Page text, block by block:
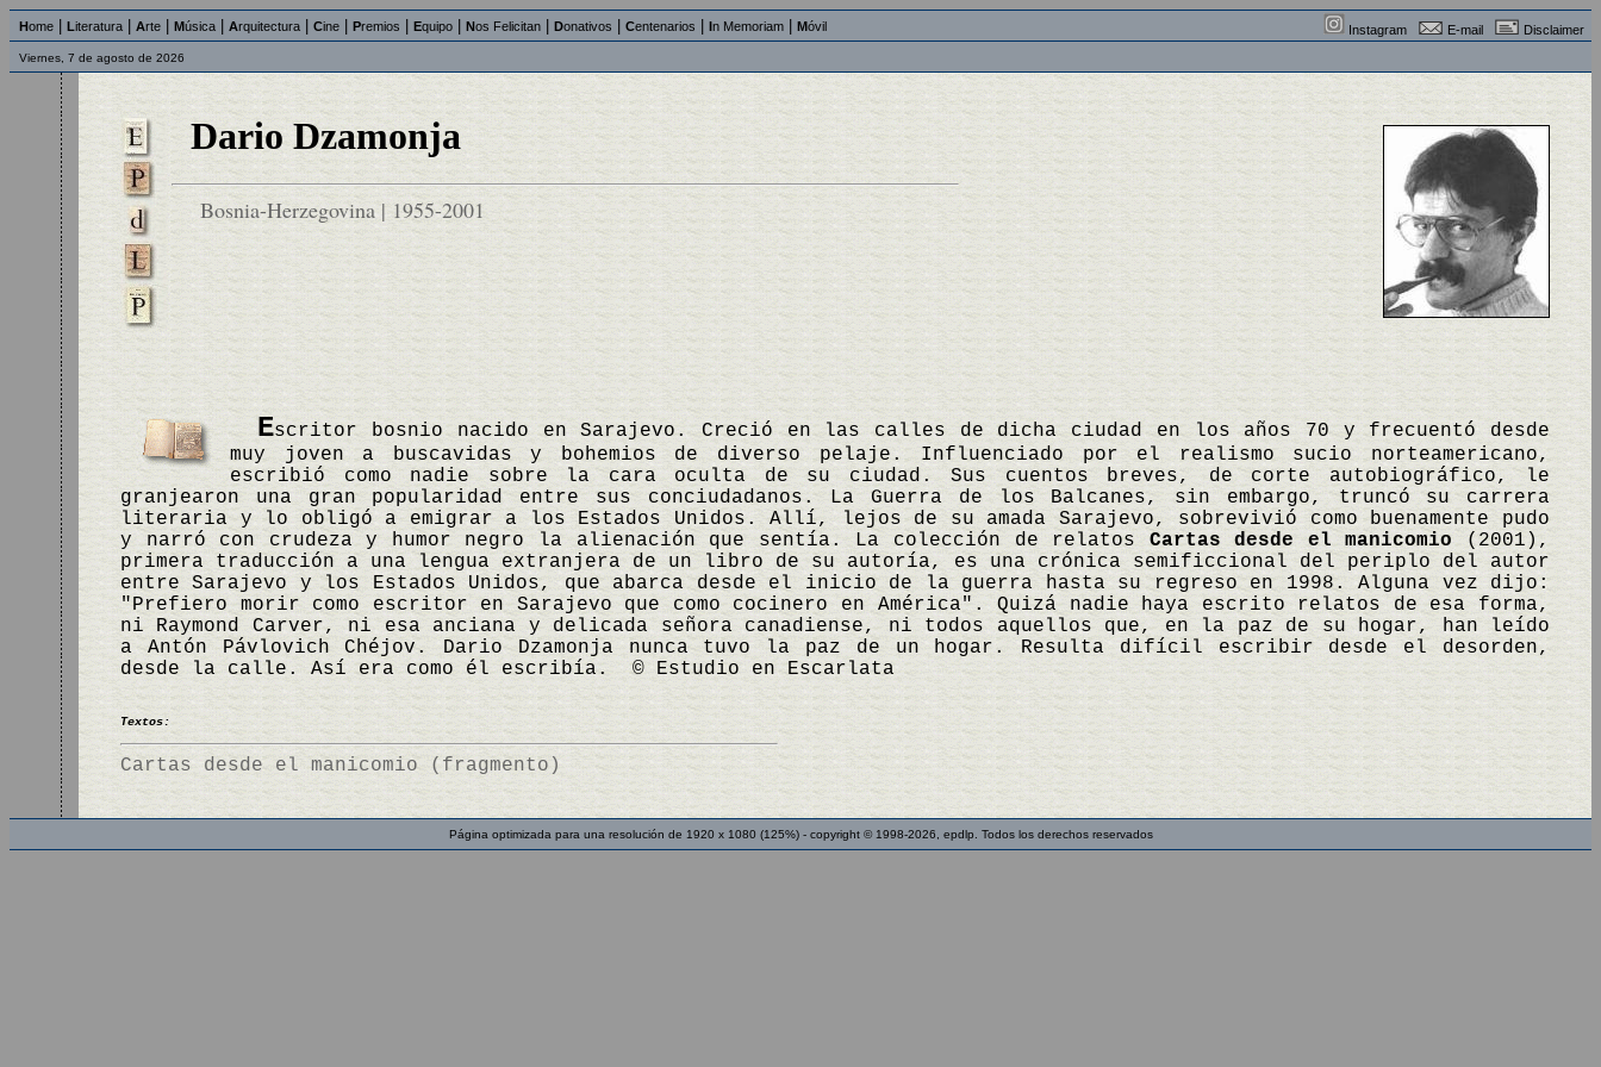
Home Literatura Arte Música Arquitectura Cine Premios Equipo Nos Felicitan Donativos Centenarios In Memoriam Móvil Instagram E-mail Disclaimer
Viernes, 7 de agosto de 2026
Dario Dzamonja
Bosnia-Herzegovina | 1955-2001
Escritor bosnio nacido en Sarajevo. Creció en las calles de dicha ciudad en los años 70 y frecuentó desde
muy joven a buscavidas y bohemios de diverso pelaje. Influenciado por el realismo sucio norteamericano,
escribió como nadie sobre la cara oculta de su ciudad. Sus cuentos breves, de corte autobiográfico, le
granjearon una gran popularidad entre sus conciudadanos. La Guerra de los Balcanes, sin embargo, truncó su carrera
literaria y lo obligó a emigrar a los Estados Unidos. Allí, lejos de su amada Sarajevo, sobrevivió como buenamente pudo
y narró con crudeza y humor negro la alienación que sentía. La colección de relatos Cartas desde el manicomio (2001),
primera traducción a una lengua extranjera de un libro de su autoría, es una crónica semificcional del periplo del autor
entre Sarajevo y los Estados Unidos, que abarca desde el inicio de la guerra hasta su regreso en 1998. Alguna vez dijo:
"Prefiero morir como escritor en Sarajevo que como cocinero en América". Quizá nadie haya escrito relatos de esa forma,
ni Raymond Carver, ni esa anciana y delicada señora canadiense, ni todos aquellos que, en la paz de su hogar, han leído
a Antón Pávlovich Chéjov. Dario Dzamonja nunca tuvo la paz de un hogar. Resulta difícil escribir desde el desorden,
desde la calle. Así era como él escribía. © Estudio en Escarlata
Textos:
Cartas desde el manicomio (fragmento)
Página optimizada para una resolución de 1920 x 1080 (125%) - copyright © 1998-2026, epdlp. Todos los derechos reservados